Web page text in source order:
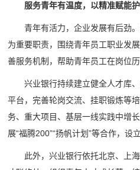
服务青年有温度，以精准赋能
青年有活力，企业发展有后劲
为重要职责，围绕青年员工职业发
善服务机制，帮助青年员工在岗位历
兴业银行持续建立健全人才库
平台，完善轮岗交流、挂职锻炼等
务、重大项目、基层一线实践中增
展“福腾200”“扬帆计划”等合作，设
此外，兴业银行依托北京、上